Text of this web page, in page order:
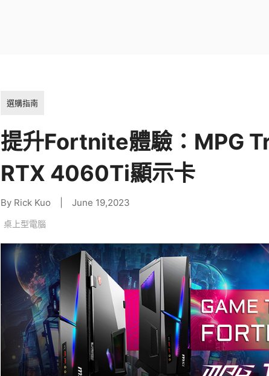
選購指南
提升Fortnite體驗：MPG
RTX 4060Ti顯示卡
By Rick Kuo June 19,2023
桌上型電腦